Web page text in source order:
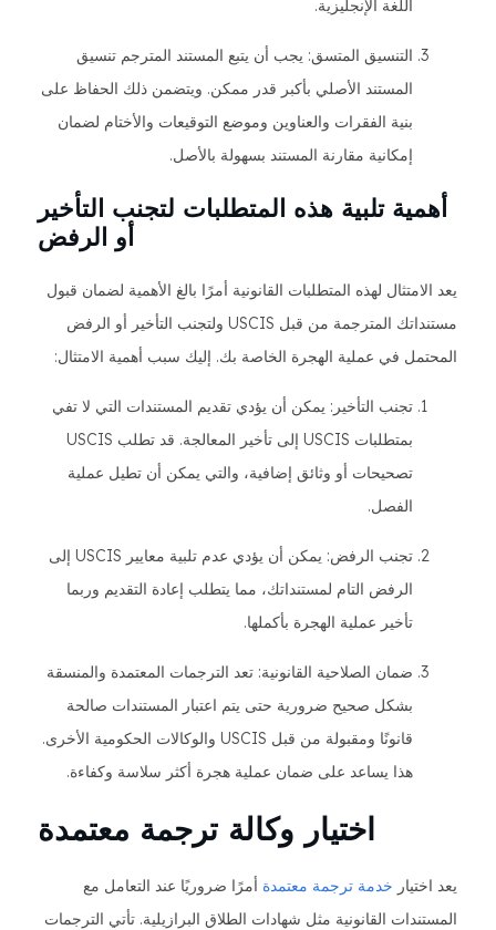
اللغة الإنجليزية.
التنسيق المتسق: يجب أن يتبع المستند المترجم تنسيق
المستند الأصلي بأكبر قدر ممكن. ويتضمن ذلك الحفاظ على
بنية الفقرات والعناوين وموضع التوقيعات والأختام لضمان
إمكانية مقارنة المستند بسهولة بالأصل.
أهمية تلبية هذه المتطلبات لتجنب التأخير
أو الرفض
يعد الامتثال لهذه المتطلبات القانونية أمرًا بالغ الأهمية لضمان قبول
مستنداتك المترجمة من قبل USCIS ولتجنب التأخير أو الرفض
المحتمل في عملية الهجرة الخاصة بك. إليك سبب أهمية الامتثال:
تجنب التأخير: يمكن أن يؤدي تقديم المستندات التي لا تفي
بمتطلبات USCIS إلى تأخير المعالجة. قد تطلب USCIS
تصحيحات أو وثائق إضافية، والتي يمكن أن تطيل عملية
الفصل.
تجنب الرفض: يمكن أن يؤدي عدم تلبية معايير USCIS إلى
الرفض التام لمستنداتك، مما يتطلب إعادة التقديم وربما
تأخير عملية الهجرة بأكملها.
ضمان الصلاحية القانونية: تعد الترجمات المعتمدة والمنسقة
بشكل صحيح ضرورية حتى يتم اعتبار المستندات صالحة
قانونًا ومقبولة من قبل USCIS والوكالات الحكومية الأخرى.
هذا يساعد على ضمان عملية هجرة أكثر سلاسة وكفاءة.
اختيار وكالة ترجمة معتمدة
يعد اختيار خدمة ترجمة معتمدة أمرًا ضروريًا عند التعامل مع
المستندات القانونية مثل شهادات الطلاق البرازيلية. تأتي الترجمات